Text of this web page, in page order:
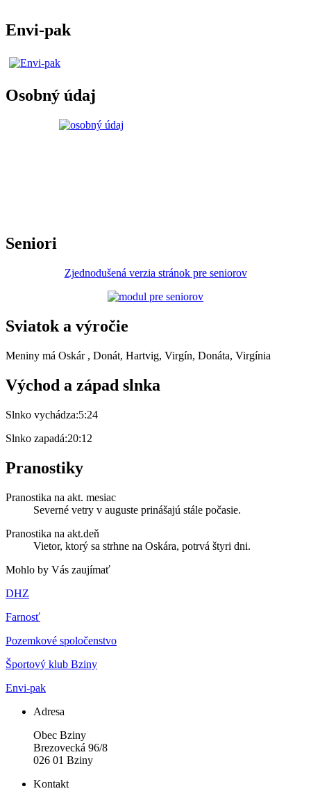
Envi-pak
Osobný údaj
Seniori
Zjednodušená verzia stránok pre seniorov
Sviatok a výročie
Meniny má Oskár , Donát, Hartvig, Virgín, Donáta, Virgínia
Východ a západ slnka
Slnko vychádza:5:24
Slnko zapadá:20:12
Pranostiky
Pranostika na akt. mesiac
Severné vetry v auguste prinášajú stále počasie.
Pranostika na akt.deň
Vietor, ktorý sa strhne na Oskára, potrvá štyri dni.
Mohlo by Vás zaujímať
DHZ
Farnosť
Pozemkové spoločenstvo
Športový klub Bziny
Envi-pak
Adresa
Obec Bziny
Brezovecká 96/8
026 01 Bziny
Kontakt